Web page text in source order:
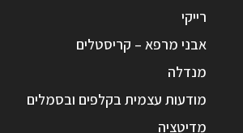
רייקי
אבני מרפא – קריסטלים
מנדלה
מודעות עצמית בקלפים ובסמלים
מדיטציה